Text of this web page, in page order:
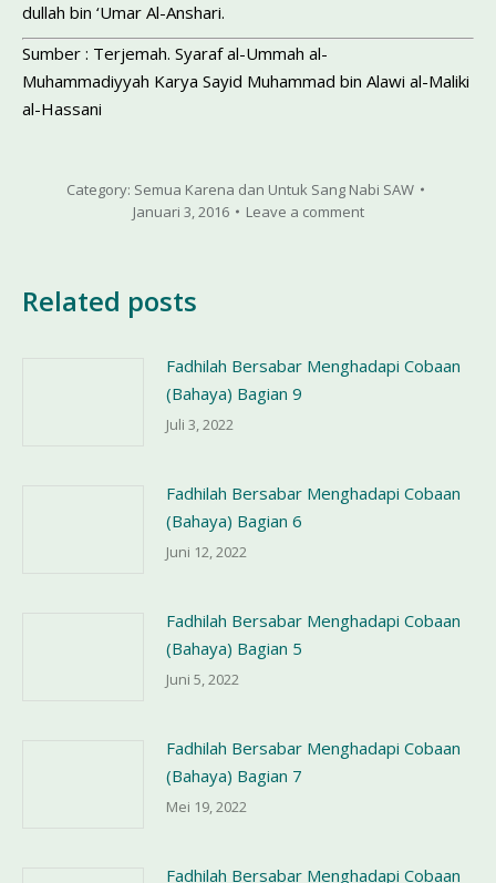
dullah bin ‘Umar Al-Anshari.
Sumber : Terjemah. Syaraf al-Ummah al-
Muhammadiyyah Karya Sayid Muhammad bin Alawi al-Maliki
al-Hassani
Category: Semua Karena dan Untuk Sang Nabi SAW
Januari 3, 2016
Leave a comment
Related posts
Fadhilah Bersabar Menghadapi Cobaan
(Bahaya) Bagian 9
Juli 3, 2022
Fadhilah Bersabar Menghadapi Cobaan
(Bahaya) Bagian 6
Juni 12, 2022
Fadhilah Bersabar Menghadapi Cobaan
(Bahaya) Bagian 5
Juni 5, 2022
Fadhilah Bersabar Menghadapi Cobaan
(Bahaya) Bagian 7
Mei 19, 2022
Fadhilah Bersabar Menghadapi Cobaan